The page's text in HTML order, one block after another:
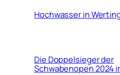
Hochwasser in
Die Doppelsieger der
Schwabenopen 2024